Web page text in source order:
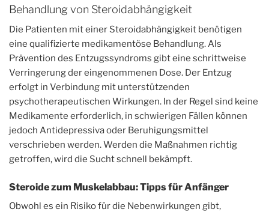
Behandlung von Steroidabhängigkeit
Die Patienten mit einer Steroidabhängigkeit benötigen
eine qualifizierte medikamentöse Behandlung. Als
Prävention des Entzugssyndroms gibt eine schrittweise
Verringerung der eingenommenen Dose. Der Entzug
erfolgt in Verbindung mit unterstützenden
psychotherapeutischen Wirkungen. In der Regel sind keine
Medikamente erforderlich, in schwierigen Fällen können
jedoch Antidepressiva oder Beruhigungsmittel
verschrieben werden. Werden die Maßnahmen richtig
getroffen, wird die Sucht schnell bekämpft.
Steroide zum Muskelabbau: Tipps für Anfänger
Obwohl es ein Risiko für die Nebenwirkungen gibt,